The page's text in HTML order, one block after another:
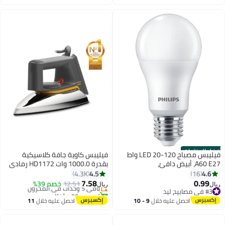
اغسطس و3 مستويات للشدة، تصميم مريح،
اغسطس
أفضل المنتجات فيليبس مصباح LED 20-120 واط
A60 E27، أبيض دافئ،
929003616207
4.6
16
ريال0.99
#3 في مصابيح ليد
#3 في مصابيح ليد احصل عليه خلال 9 - 10
فيليبس كاوية جافة كلاسيكية
بقدرة 1000.0 وات HD1172 رمادي
1000 W HD1172 رمادي
4.5
4.3K
ريال7.58
12.51خصم 39%
#19 في الكوايات
أقل سعر في 30 يوم
باقي 5 وحدات في المخزون
تم بيع +90 مؤخرًا
#19 في الكوايات احصل عليه خلال 11